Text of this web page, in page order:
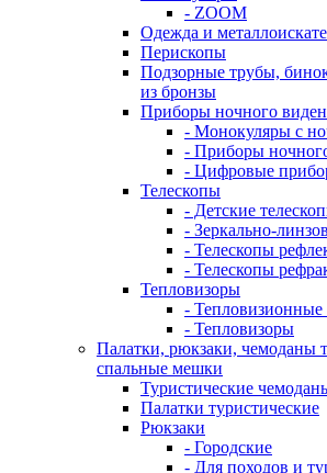
- ZOOM
Одежда и
Перископы
Подзорные трубы,
из бронзы
Приборы ночного
- Монокуляры с
- Приборы
- Цифровые
Телескопы
- Детские
- Зеркально-
- Телескопы
- Телескопы
Тепловизоры
- Тепловизионные
- Тепловизоры
Палатки, рюкзаки, чемоданы
спальные мешки
Туристические
Палатки туристические
Рюкзаки
- Городские
- Для походов и